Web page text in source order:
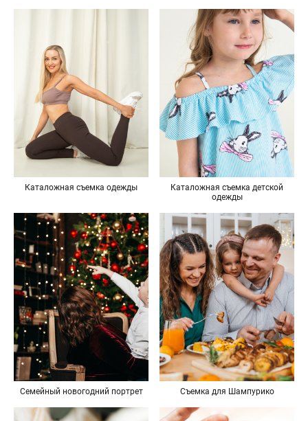
Каталожная съемка одежды
Каталожная съемка детской
одежды
Семейный новогодний портрет Съемка для Шампурико